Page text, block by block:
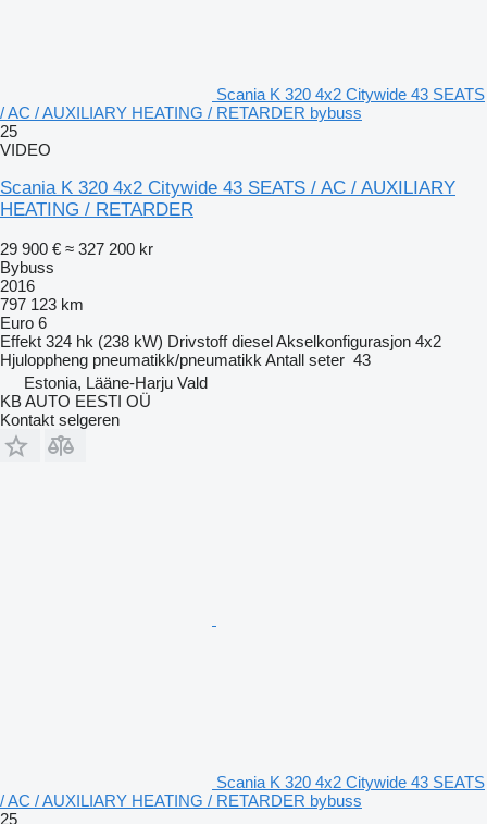
Scania K 320 4x2 Citywide 43 SEATS
/ AC / AUXILIARY HEATING / RETARDER bybuss
25
VIDEO
Scania K 320 4x2 Citywide 43 SEATS / AC / AUXILIARY
HEATING / RETARDER
29 900 € ≈ 327 200 kr
Bybuss
2016
797 123 km
Euro 6
Effekt 324 hk (238 kW) Drivstoff dieselAkselkonfigurasjon 4x2
Hjuloppheng pneumatikk/pneumatikk Antall seter 43
Estonia, Lääne-Harju Vald
KB AUTO EESTI OÜ
Kontakt selgeren
Scania K 320 4x2 Citywide 43 SEATS
/ AC / AUXILIARY HEATING / RETARDER bybuss
25